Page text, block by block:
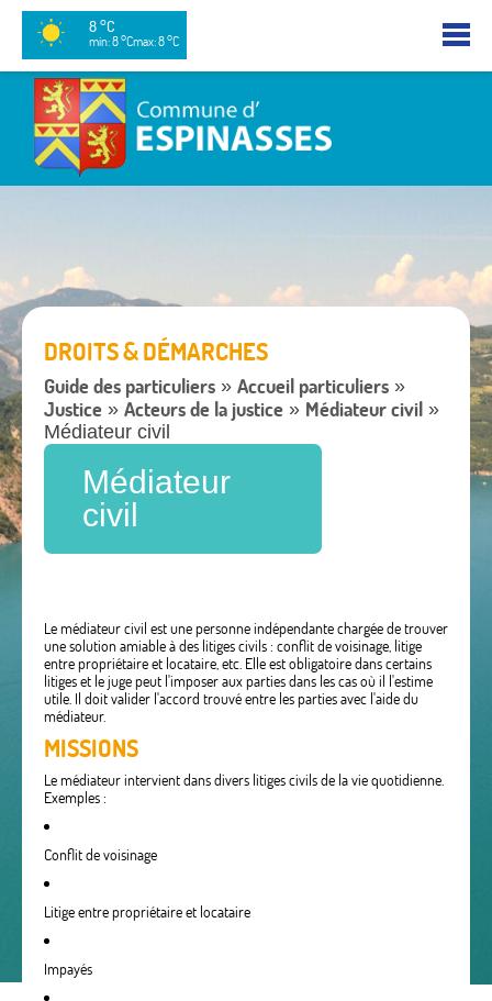
8 °C
min: 8 °Cmax: 8 °C
DROITS & DÉMARCHES
Guide des particuliers » Accueil particuliers »
Justice » Acteurs de la justice » Médiateur civil »
Médiateur civil
Médiateur
civil
Le médiateur civil est une personne indépendante chargée de trouver
une solution amiable à des litiges civils : conflit de voisinage, litige
entre propriétaire et locataire, etc. Elle est obligatoire dans certains
litiges et le juge peut l'imposer aux parties dans les cas où il l'estime
utile. Il doit valider l'accord trouvé entre les parties avec l'aide du
médiateur.
MISSIONS
Le médiateur intervient dans divers litiges civils de la vie quotidienne.
Exemples :
Conflit de voisinage
Litige entre propriétaire et locataire
Impayés